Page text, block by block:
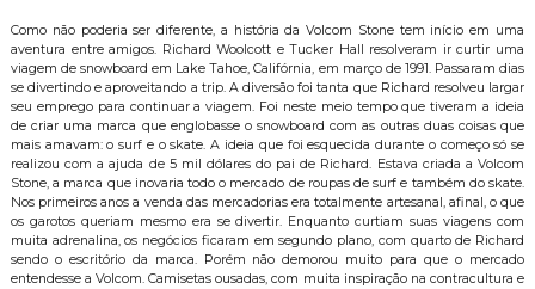
Como não poderia ser diferente, a história da Volcom Stone tem início em uma
aventura entre amigos. Richard Woolcott e Tucker Hall resolveram ir curtir uma
viagem de snowboard em Lake Tahoe, Califórnia, em março de 1991. Passaram dias
se divertindo e aproveitando a trip. A diversão foi tanta que Richard resolveu largar
seu emprego para continuar a viagem. Foi neste meio tempo que tiveram a ideia
de criar uma marca que englobasse o snowboard com as outras duas coisas que
mais amavam: o surf e o skate. A ideia que foi esquecida durante o começo só se
realizou com a ajuda de 5 mil dólares do pai de Richard. Estava criada a Volcom
Stone, a marca que inovaria todo o mercado de roupas de surf e também do skate.
Nos primeiros anos a venda das mercadorias era totalmente artesanal, afinal, o que
os garotos queriam mesmo era se divertir. Enquanto curtiam suas viagens com
muita adrenalina, os negócios ficaram em segundo plano, com quarto de Richard
sendo o escritório da marca. Porém não demorou muito para que o mercado
entendesse a Volcom. Camisetas ousadas, com muita inspiração na contracultura e